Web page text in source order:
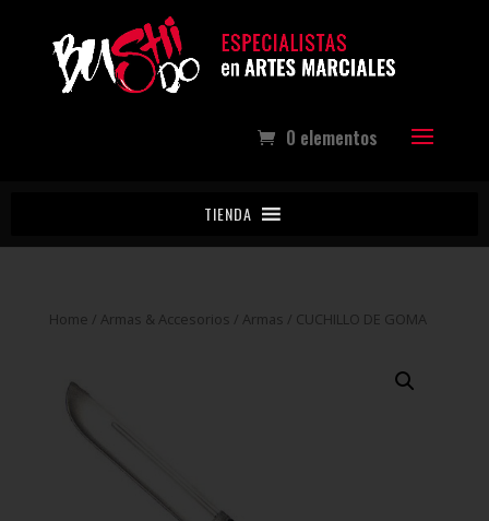
0 elementos
TIENDA
Home / Armas & Accesorios / Armas / CUCHILLO DE GOMA